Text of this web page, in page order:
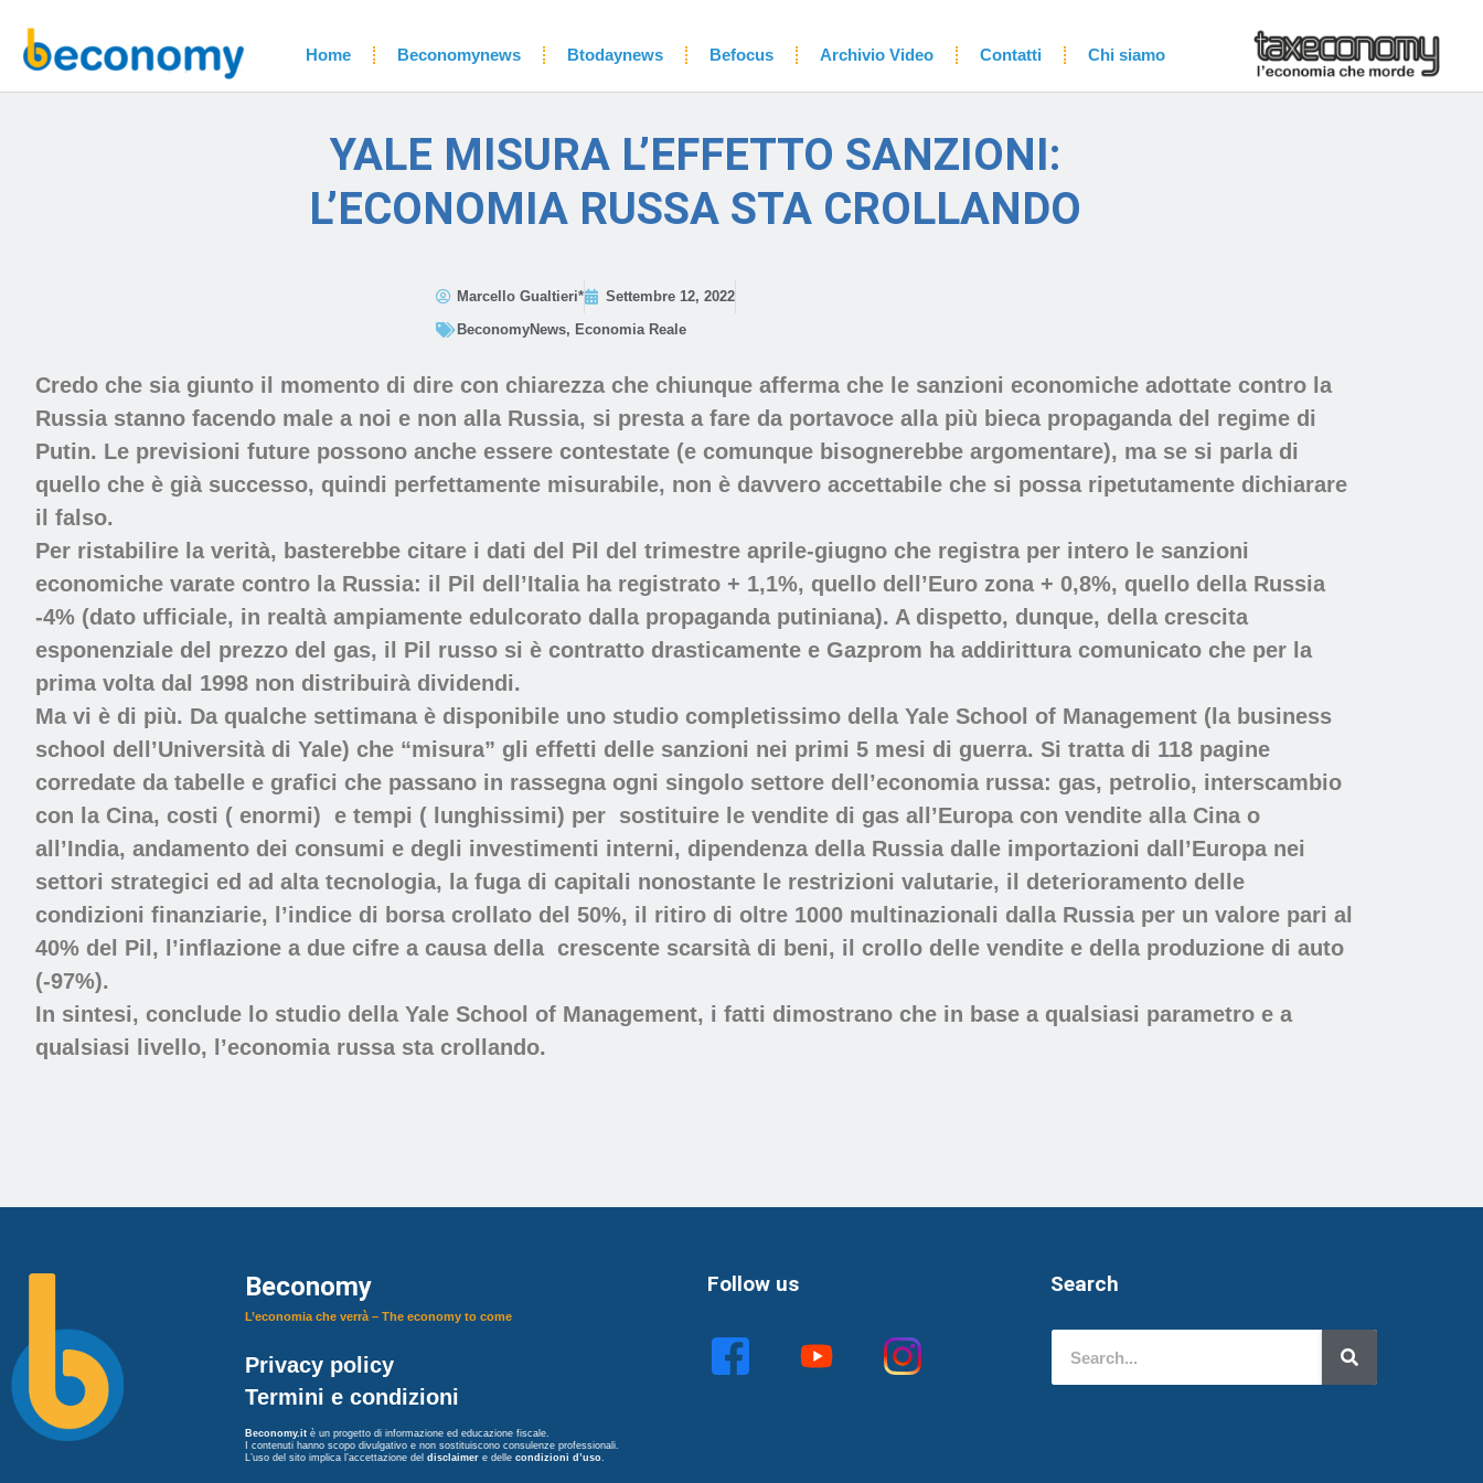
Home Beconomynews Btodaynews Befocus Archivio Video Contatti Chi siamo
YALE MISURA L’EFFETTO SANZIONI:
L’ECONOMIA RUSSA STA CROLLANDO
Marcello Gualtieri*
Settembre 12, 2022
BeconomyNews, Economia Reale
Credo che sia giunto il momento di dire con chiarezza che chiunque afferma che le sanzioni economiche adottate contro la
Russia stanno facendo male a noi e non alla Russia, si presta a fare da portavoce alla più bieca propaganda del regime di
Putin. Le previsioni future possono anche essere contestate (e comunque bisognerebbe argomentare), ma se si parla di
quello che è già successo, quindi perfettamente misurabile, non è davvero accettabile che si possa ripetutamente dichiarare
il falso.
Per ristabilire la verità, basterebbe citare i dati del Pil del trimestre aprile-giugno che registra per intero le sanzioni
economiche varate contro la Russia: il Pil dell’Italia ha registrato + 1,1%, quello dell’Euro zona + 0,8%, quello della Russia
-4% (dato ufficiale, in realtà ampiamente edulcorato dalla propaganda putiniana). A dispetto, dunque, della crescita
esponenziale del prezzo del gas, il Pil russo si è contratto drasticamente e Gazprom ha addirittura comunicato che per la
prima volta dal 1998 non distribuirà dividendi.
Ma vi è di più. Da qualche settimanaè disponibile uno studio completissimo della Yale School of Management (la business
school dell’Università di Yale) che “misura” gli effetti delle sanzioni nei primi 5 mesi di guerra. Si tratta di 118 pagine
corredate da tabelle e grafici che passano in rassegna ogni singolo settore dell’economia russa: gas, petrolio, interscambio
con la Cina, costi ( enormi) e tempi ( lunghissimi) per sostituire le vendite di gas all’Europa con vendite alla Cina o
all’India, andamento dei consumi e degli investimenti interni, dipendenza della Russia dalle importazioni dall’Europa nei
settori strategici ed ad alta tecnologia, la fuga di capitali nonostante le restrizioni valutarie, il deterioramento delle
condizioni finanziarie, l’indice di borsa crollato del 50%, il ritiro di oltre 1000 multinazionali dalla Russia per un valore pari al
40% del Pil, l’inflazione a due cifre a causa della crescente scarsità di beni, il crollo delle vendite e della produzione di auto
(-97%).
In sintesi, conclude lo studio della Yale School of Management, i fatti dimostrano che in base a qualsiasi parametro e a
qualsiasi livello, l’economia russa sta crollando.
Beconomy
L’economia che verrà – The economy to come
Privacy policy
Termini e condizioni
Beconomy.it è un progetto di informazione ed educazione fiscale.
I contenuti hanno scopo divulgativo e non sostituiscono consulenze professionali.
L’uso del sito implica l’accettazione deldisclaimer e dellecondizioni d’uso.
Follow us Search